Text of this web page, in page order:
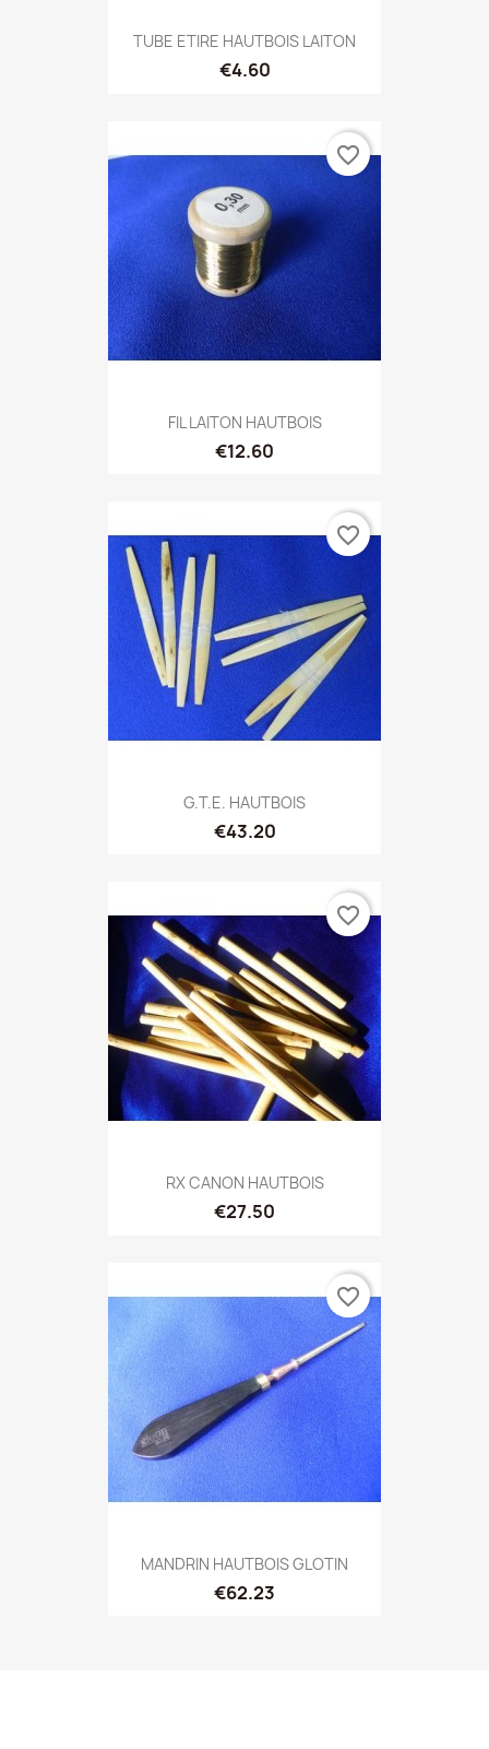
TUBE ETIRE HAUTBOIS LAITON
€4.60
FIL LAITON HAUTBOIS
€12.60
favorite_border
G.T.E. HAUTBOIS
€43.20
favorite_border
RX CANON HAUTBOIS
€27.50
favorite_border
MANDRIN HAUTBOIS GLOTIN
€62.23
favorite_border